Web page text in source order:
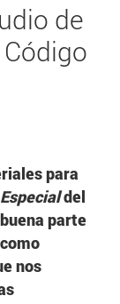
de
para
del
parte
nos